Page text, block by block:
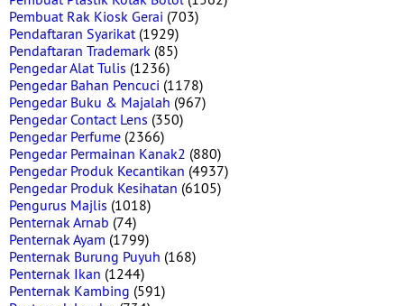
Pembuat Rak Kiosk Gerai (703)
Pendaftaran Syarikat(1929)
Pendaftaran Trademark (85)
Pengedar Alat Tulis (1236)
Pengedar Bahan Pencuci (1178)
Pengedar Buku & Majalah (967)
Pengedar Contact Lens (350)
Pengedar Perfume (2366)
Pengedar Permainan Kanak2 (880)
Pengedar Produk Kecantikan (4937)
Pengedar Produk Kesihatan (6105)
Pengurus Majlis (1018)
Penternak Arnab (74)
Penternak Ayam (1799)
Penternak Burung Puyuh (168)
Penternak Ikan (1244)
Penternak Kambing (591)